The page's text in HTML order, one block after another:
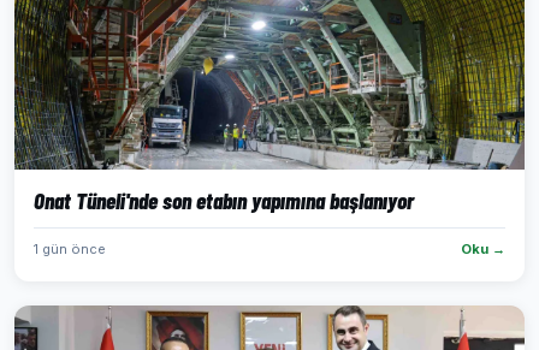
Onat Tüneli'nde son etabın yapımına başlanıyor
1 gün önce Oku →